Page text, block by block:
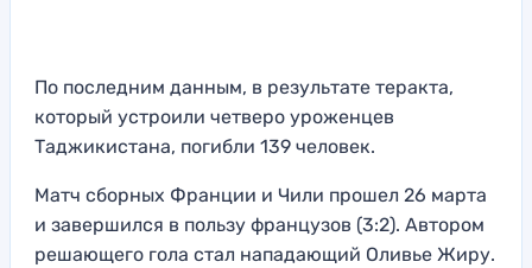
По последним данным, в результате теракта,
который устроили четверо уроженцев
Таджикистана, погибли 139 человек.
Матч сборных Франции и Чили прошел 26 марта
и завершился в пользу французов (3:2). Автором
решающего гола стал нападающий Оливье Жиру.